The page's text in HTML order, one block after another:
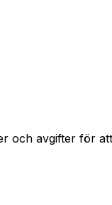
avgifter för